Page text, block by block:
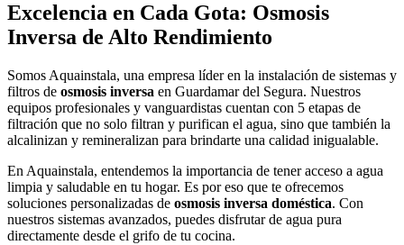
Excelencia en Cada Gota: Osmosis
Inversa de Alto Rendimiento
Somos Aquainstala, una empresa líder en la instalación de sistemas y
filtros de osmosis inversa en Guardamar del Segura. Nuestros
equipos profesionales y vanguardistas cuentan con 5 etapas de
filtración que no solo filtran y purifican el agua, sino que también la
alcalinizan y remineralizan para brindarte una calidad inigualable.
En Aquainstala, entendemos la importancia de tener acceso a agua
limpia y saludable en tu hogar. Es por eso que te ofrecemos
soluciones personalizadas de osmosis inversa doméstica. Con
nuestros sistemas avanzados, puedes disfrutar de agua pura
directamente desde el grifo de tu cocina.